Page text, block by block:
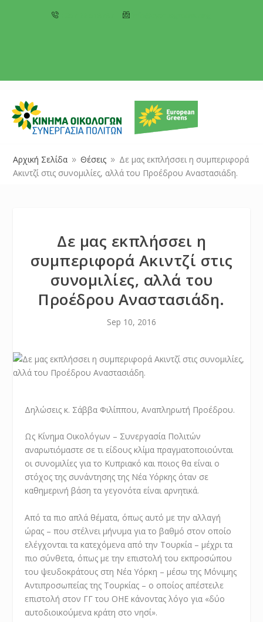
Αρχική Σελίδα 9 Θέσεις 9 Δε μας εκπλήσσει η συμπεριφορά
Ακιντζί στις συνομιλίες, αλλά του Προέδρου Αναστασιάδη.
Δε μας εκπλήσσει η
συμπεριφορά Ακιντζί στις
συνομιλίες, αλλά του
Προέδρου Αναστασιάδη.
Sep 10, 2016
Δηλώσεις κ. Σάββα Φιλίππου, Αναπληρωτή Προέδρου.
Ως Κίνημα Οικολόγων – Συνεργασία Πολιτών
αναρωτιόμαστε σε τι είδους κλίμα πραγματοποιούνται
οι συνομιλίες για το Κυπριακό και ποιος θα είναι ο
στόχος της συνάντησης της Νέα Υόρκης όταν σε
καθημερινή βάση τα γεγονότα είναι αρνητικά.
Από τα πιο απλά θέματα, όπως αυτό με την αλλαγή
ώρας – που στέλνει μήνυμα για το βαθμό στον οποίο
ελέγχονται τα κατεχόμενα από την Τουρκία – μέχρι τα
πιο σύνθετα, όπως με την επιστολή του εκπροσώπου
του ψευδοκράτους στη Νέα Υόρκη – μέσω της Μόνιμης
Αντιπροσωπείας της Τουρκίας – ο οποίος απέστειλε
επιστολή στον ΓΓ του ΟΗΕ κάνοντας λόγο για «δύο
αυτοδιοικούμενα κράτη στο νησί».